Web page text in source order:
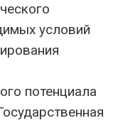
условий
потенциала